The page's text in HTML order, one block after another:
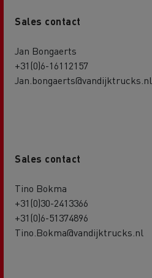
Sales contact
Jan Bongaerts
+31(0)6-16112157
Jan.bongaerts@vandijktrucks.nl
Sales contact
Tino Bokma
+31(0)30-2413366
+31(0)6-51374896
Tino.Bokma@vandijktrucks.nl